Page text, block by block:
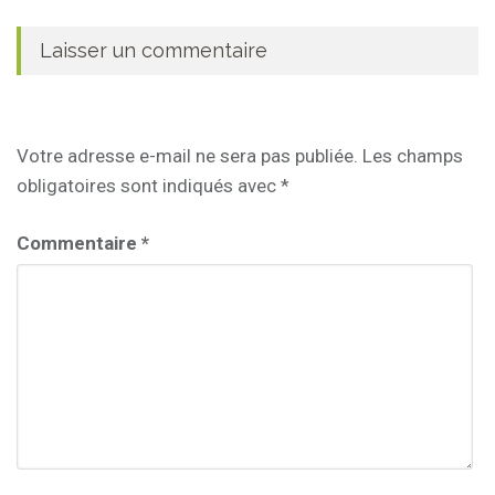
Laisser un commentaire
Votre adresse e-mail ne sera pas publiée. Les champs
obligatoires sont indiqués avec *
Commentaire *